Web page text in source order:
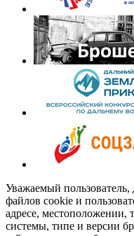
Уважаемый
файлов cookie и
адресе, местоположении,
системы, типе и версии